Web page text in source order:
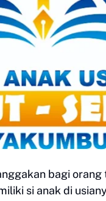
bagi
si anak di